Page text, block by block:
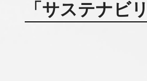
「サステナビ